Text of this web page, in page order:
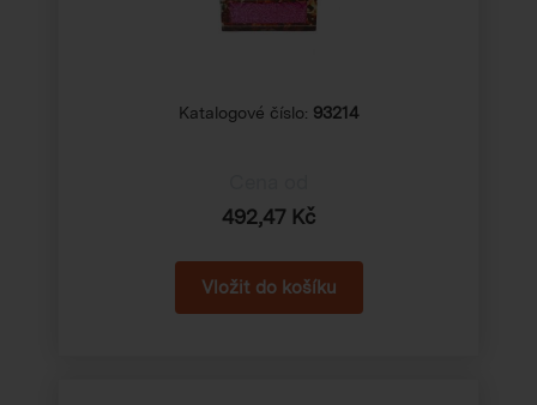
Katalogové číslo: 93214
492,47 Kč